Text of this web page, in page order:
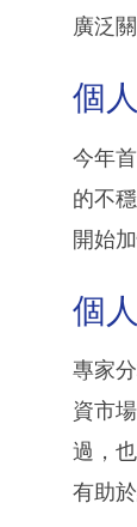
廣泛
個
今年
的不
開始
個
專家
資市
過，
有助